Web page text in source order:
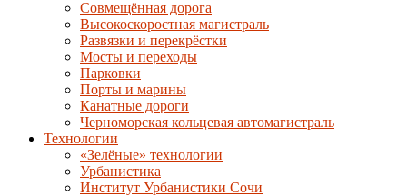
Совмещённая дорога
Высокоскоростная магистраль
Развязки и перекрёстки
Мосты и переходы
Парковки
Порты и марины
Канатные дороги
Черноморская кольцевая автомагистраль
Технологии
«Зелёные» технологии
Урбанистика
Институт Урбанистики Сочи